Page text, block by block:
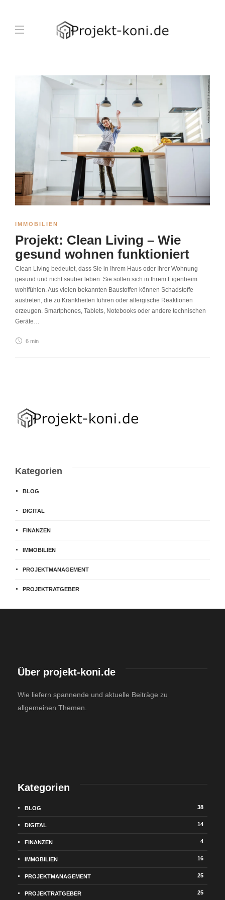
IMMOBILIEN
Projekt: Clean Living – Wie
gesund wohnen funktioniert
Clean Living bedeutet, dass Sie in Ihrem Haus oder Ihrer Wohnung
gesund und nicht sauber leben. Sie sollen sich in Ihrem Eigenheim
wohlfühlen. Aus vielen bekannten Baustoffen können Schadstoffe
austreten, die zu Krankheiten führen oder allergische Reaktionen
erzeugen. Smartphones, Tablets, Notebooks oder andere technischen
Geräte…
6 min
Kategorien
BLOG
DIGITAL
FINANZEN
IMMOBILIEN
PROJEKTMANAGEMENT
PROJEKTRATGEBER
Über projekt-koni.de
Wie liefern spannende und aktuelle Beiträge zu
allgemeinen Themen.
Kategorien
BLOG 38
DIGITAL 14
FINANZEN 4
IMMOBILIEN 16
PROJEKTMANAGEMENT 25
PROJEKTRATGEBER 25